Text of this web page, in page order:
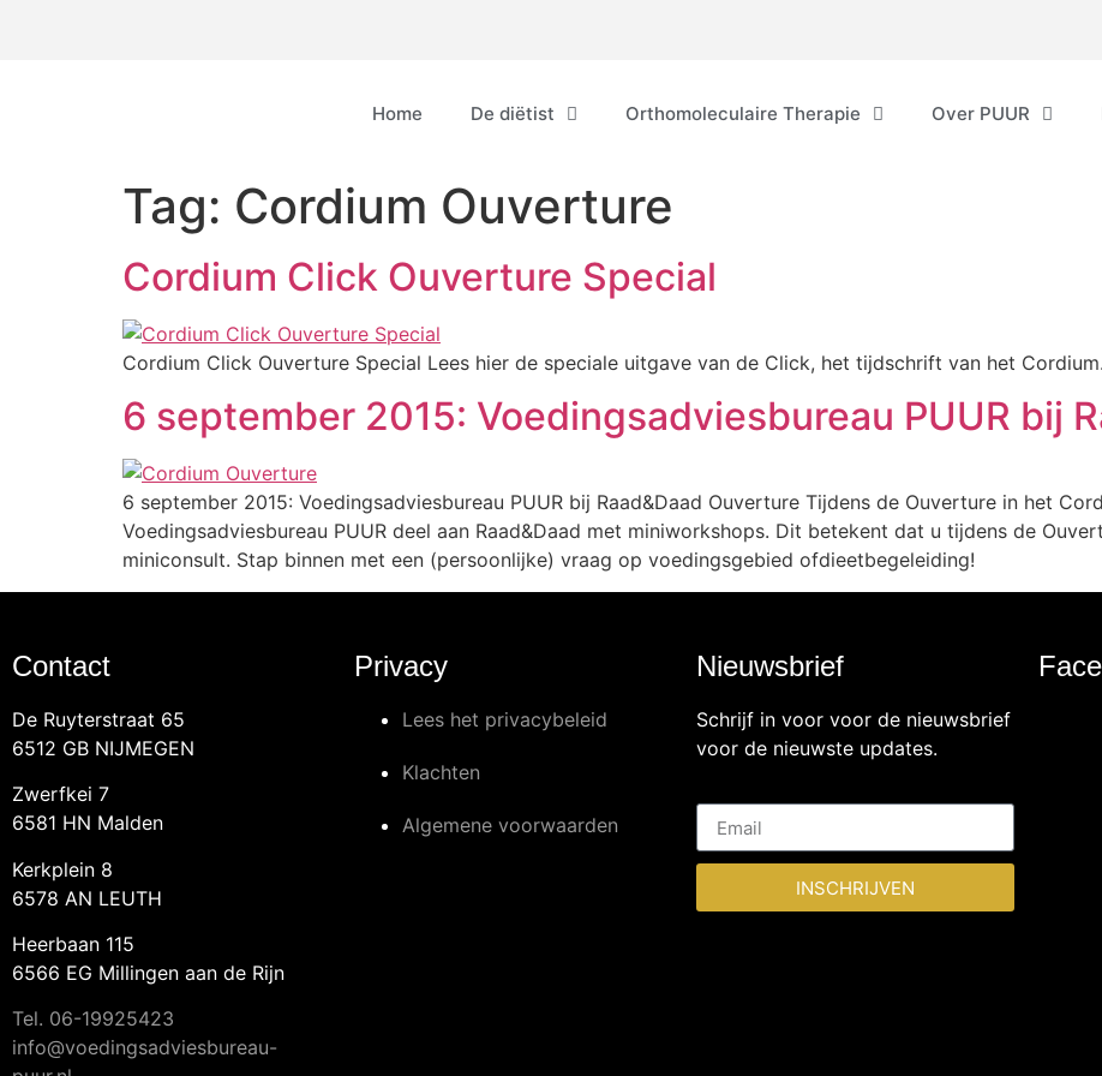
Home De diëtist Orthomoleculaire Therapie Over PUUR
Tag: Cordium Ouverture
Cordium Click Ouverture Special
Cordium Click Ouverture Special Lees hier de speciale uitgave van de Click, het tijdschrift van het Cordium.
6 september 2015: Voedingsadviesbureau PUUR bij
6 september 2015: Voedingsadviesbureau PUUR bij Raad&Daad Ouverture Tijdens de Ouverture in het
Voedingsadviesbureau PUUR deel aan Raad&Daad met miniworkshops. Dit betekent dat u tijdens de
miniconsult. Stap binnen met een (persoonlijke) vraag op voedingsgebied ofdieetbegeleiding!
Contact
De Ruyterstraat 65
6512 GB NIJMEGEN
Zwerfkei 7
6581 HN Malden
Kerkplein 8
6578 AN LEUTH
Heerbaan 115
6566 EG Millingen aan de Rijn
Tel. 06-19925423
info@voedingsadviesbureau-
Privacy
Lees het privacybeleid
Klachten
Algemene voorwaarden
Nieuwsbrief
Schrijf in voor voor de nieuwsbrief
voor de nieuwste updates.
INSCHRIJVEN